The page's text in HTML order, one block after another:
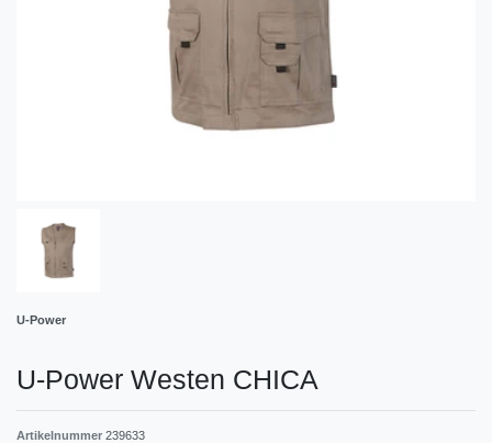
U-Power
U-Power Westen CHICA
Artikelnummer 239633